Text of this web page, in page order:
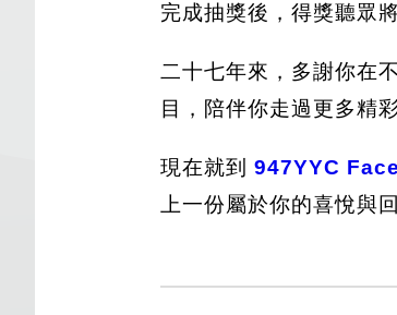
完成抽獎後，得獎聽眾
二十七年來，多謝你在
目，陪伴你走過更多精
現在就到 947YYC
上一份屬於你的喜悅與回